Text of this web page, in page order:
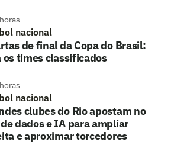
nacional
de final da Copa do Brasil:
os times classificados
nacional
clubes do Rio apostam no
dados e IA para ampliar
e aproximar torcedores